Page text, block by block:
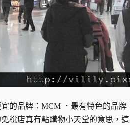
的品牌：MCM ．最有特色的品
稅店真有點購物小天堂的意思，